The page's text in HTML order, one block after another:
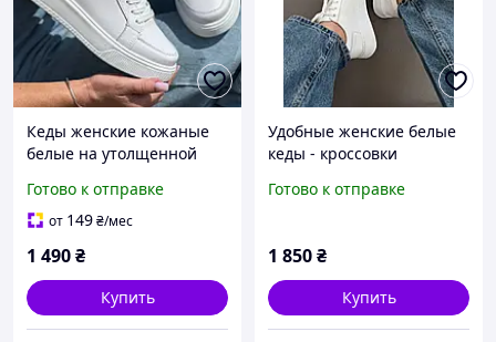
Кеды женские кожаные
белые на утолщенной
натуральная кожа сезон
весна осень демисезон
Готово к отправке
от 149₴/мес
1 490₴
Купить
Удобные женские белые
кеды - кроссовки
осень
Готово к отправке
1 850₴
Купить